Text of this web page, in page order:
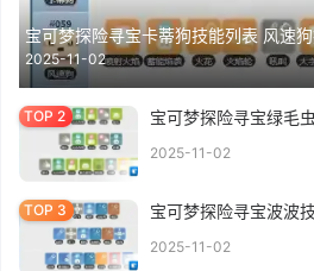
宝可梦探险寻宝卡蒂狗技能列表 风速
2025-11-02
宝可梦探险寻宝绿毛
2025-11-02
宝可梦探险寻宝波波
2025-11-02